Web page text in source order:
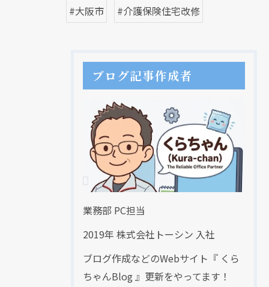
#大阪市 #介護保険住宅改修
ブログ記事作成者
業務部 PC担当
2019年 株式会社トーシン 入社
ブログ作成などのWebサイト『 くら
ちゃんBlog 』更新をやってます！